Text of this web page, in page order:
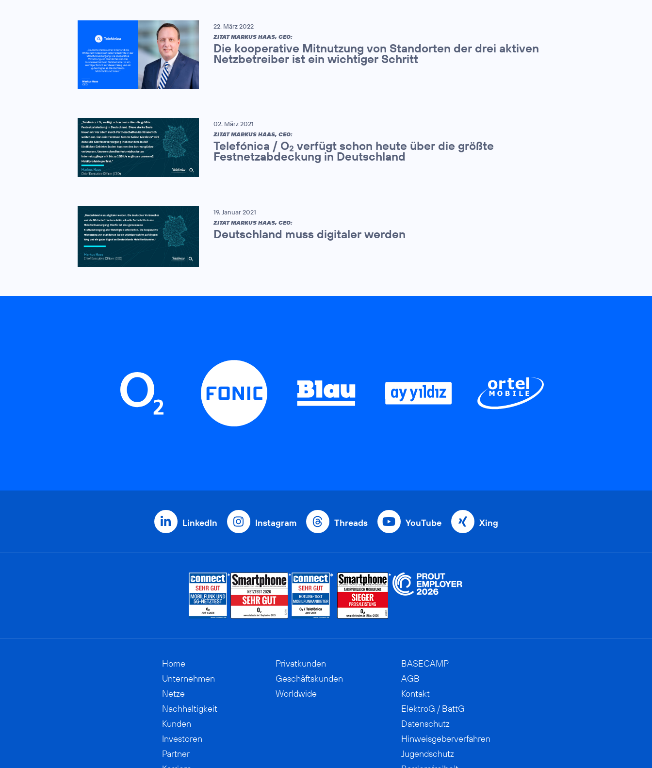
22. März 2022
ZITAT MARKUS HAAS, CEO:
Die kooperative Mitnutzung von Standorten der drei aktiven
Netzbetreiber ist ein wichtiger Schritt
02. März 2021
ZITAT MARKUS HAAS, CEO:
Telefónica / O2 verfügt schon heute über die größte
Festnetzabdeckung in Deutschland
19. Januar 2021
ZITAT MARKUS HAAS, CEO:
Deutschland muss digitaler werden
LinkedIn Instagram Threads YouTube Xing
Home
Unternehmen
Netze
Nachhaltigkeit
Kunden
Investoren
Partner
Privatkunden
Geschäftskunden
Worldwide
BASECAMP
AGB
Kontakt
ElektroG / BattG
Datenschutz
Hinweisgeberverfahren
Jugendschutz